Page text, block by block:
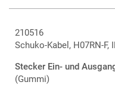
210516
Schuko-Kabel, H07RN-F,
Stecker Ein- und
(Gummi)